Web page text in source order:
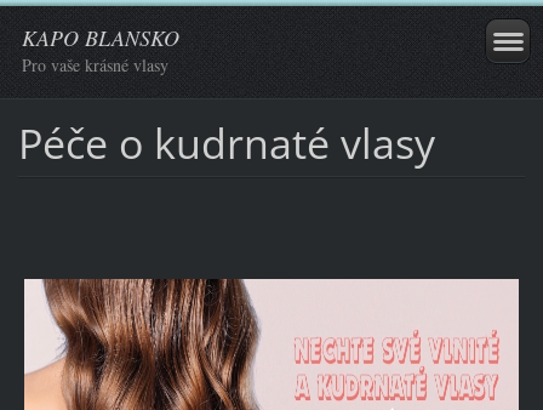
KAPO BLANSKO
Pro vaše krásné vlasy
Péče o kudrnaté vlasy